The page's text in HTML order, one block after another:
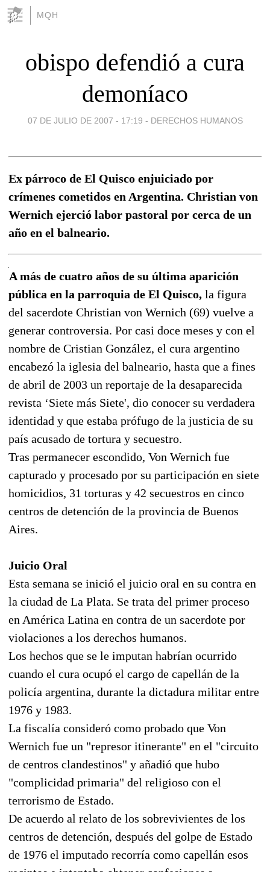
MQH
obispo defendió a cura
demoníaco
07 DE JULIO DE 2007 - 17:19 - DERECHOS HUMANOS
Ex párroco de El Quisco enjuiciado por
crímenes cometidos en Argentina. Christian von
Wernich ejerció labor pastoral por cerca de un
año en el balneario.
A más de cuatro años de su última aparición
pública en la parroquia de El Quisco, la figura
del sacerdote Christian von Wernich (69) vuelve a
generar controversia. Por casi doce meses y con el
nombre de Cristian González, el cura argentino
encabezó la iglesia del balneario, hasta que a fines
de abril de 2003 un reportaje de la desaparecida
revista ‘Siete más Siete', dio conocer su verdadera
identidad y que estaba prófugo de la justicia de su
país acusado de tortura y secuestro.
Tras permanecer escondido, Von Wernich fue
capturado y procesado por su participación en siete
homicidios, 31 torturas y 42 secuestros en cinco
centros de detención de la provincia de Buenos
Aires.
Juicio Oral
Esta semana se inició el juicio oral en su contra en
la ciudad de La Plata. Se trata del primer proceso
en América Latina en contra de un sacerdote por
violaciones a los derechos humanos.
Los hechos que se le imputan habrían ocurrido
cuando el cura ocupó el cargo de capellán de la
policía argentina, durante la dictadura militar entre
1976 y 1983.
La fiscalía consideró como probado que Von
Wernich fue un "represor itinerante" en el "circuito
de centros clandestinos" y añadió que hubo
"complicidad primaria" del religioso con el
terrorismo de Estado.
De acuerdo al relato de los sobrevivientes de los
centros de detención, después del golpe de Estado
de 1976 el imputado recorría como capellán esos